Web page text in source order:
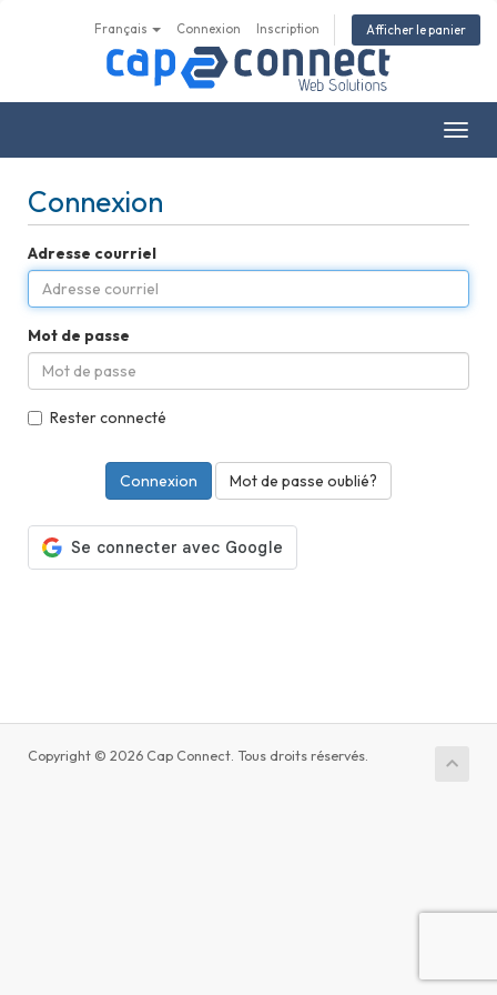
Français Connexion Inscription Afficher le panier
la
Connexion
Adresse courriel
Mot de passe
Rester connecté
Mot de passe oublié?
Copyright © 2026 Cap Connect. Tous droits réservés.